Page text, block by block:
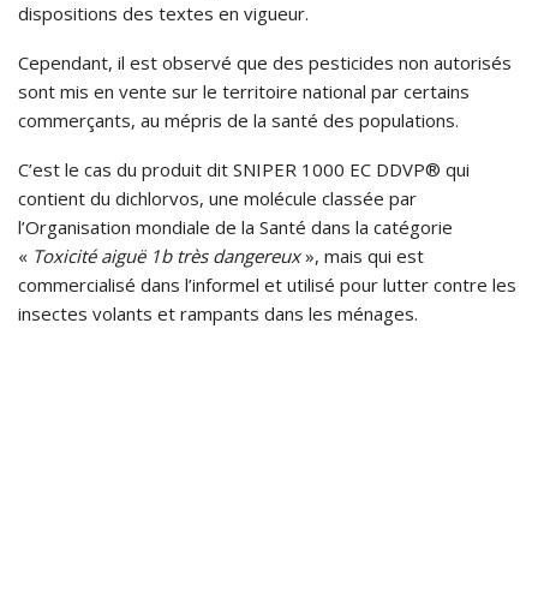
dispositions des textes en vigueur.
Cependant, il est observé que des pesticides non autorisés
sont mis en vente sur le territoire national par certains
commerçants, au mépris de la santé des populations.
C’est le cas du produit dit SNIPER 1000 EC DDVP® qui
contient du dichlorvos, une molécule classée par
l’Organisation mondiale de la Santé dans la catégorie
« Toxicité aiguë 1b très dangereux», mais qui est
commercialisé dans l’informel et utilisé pour lutter contre les
insectes volants et rampants dans les ménages.